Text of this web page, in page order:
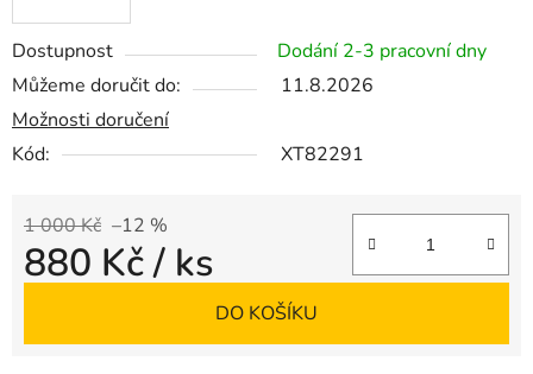
Dostupnost
Dodání 2-3 pracovní dny
Můžeme doručit do:
11.8.2026
Možnosti doručení
Kód:
XT82291
1 000 Kč –12 %
880 Kč/ ks
DO KOŠÍKU